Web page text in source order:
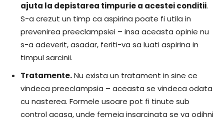
ajuta la depistarea timpurie a acestei conditii.
S-a crezut un timp ca aspirina poate fi utila in
prevenirea preeclampsiei – insa aceasta opinie nu
s-a adeverit, asadar, feriti-va sa luati aspirina in
timpul sarcinii.
Tratamente.Nu exista un tratament in sine ce
vindeca preeclampsia – aceasta se vindeca odata
cu nasterea. Formele usoare pot fi tinute sub
control acasa, unde femeia insarcinata se va odihni